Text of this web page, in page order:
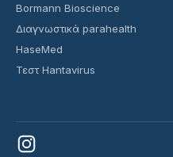
Bormann Bioscience
Διαγνωστικά parahealth
HaseMed
Τεστ Hantavirus